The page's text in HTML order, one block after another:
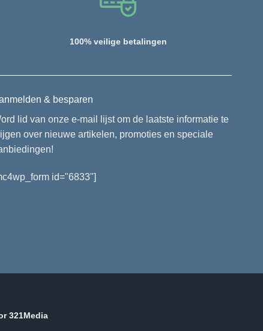
100% veilige betalingen
& besparen
lid van onze e-mail lijst om de laatste informatie te
over nieuwe artikelen, promoties en speciale
id="6833"]
321Media